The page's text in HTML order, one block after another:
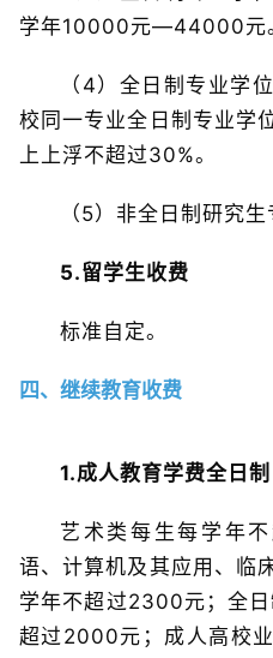
学年10000元—44000元
（4）全日制专业学
校同一专业全日制专业学
上上浮不超过30%。
（5）非全日制研究
5.留学生收费
标准自定。
四、继续教育收费
1.成人教育学费全日制
艺术类每生每学年
语、计算机及其应用、临
学年不超过2300元；全
超过2000元；成人高校